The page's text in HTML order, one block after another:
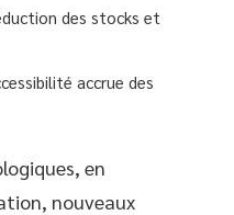
des stocks et
accrue des
en
nouveaux